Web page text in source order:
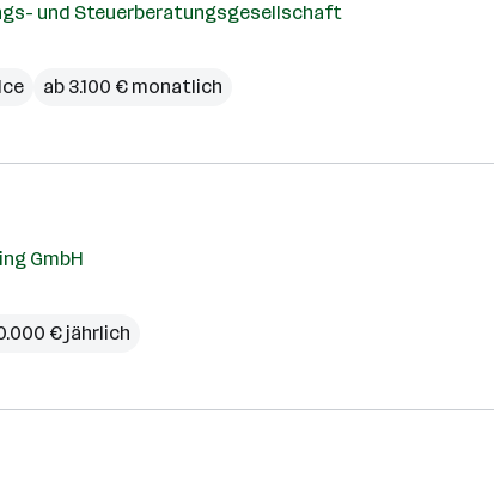
und Steuerberatungsgesellschaft
ab 3.100 € monatlich
GmbH
€ jährlich